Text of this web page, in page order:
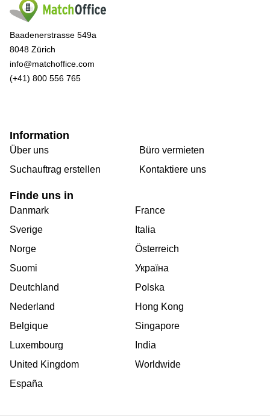
Baadenerstrasse 549a
8048 Zürich
info@matchoffice.com
(+41) 800 556 765
Information
Über uns
Suchauftrag erstellen
Büro vermieten
Kontaktiere uns
Finde uns in
Danmark
Sverige
Norge
Suomi
Deutchland
Nederland
Belgique
Luxembourg
United Kingdom
España
France
Italia
Österreich
Україна
Polska
Hong Kong
Singapore
India
Worldwide